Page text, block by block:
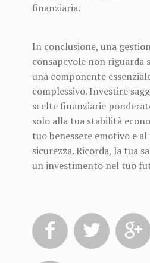
finanziaria.
In conclusione, una
consapevole non riguarda
una componente
complessivo. Investire
scelte finanziarie
solo alla tua stabilità
tuo benessere emotivo e
sicurezza. Ricorda, la tua
un investimento nel tuo
  